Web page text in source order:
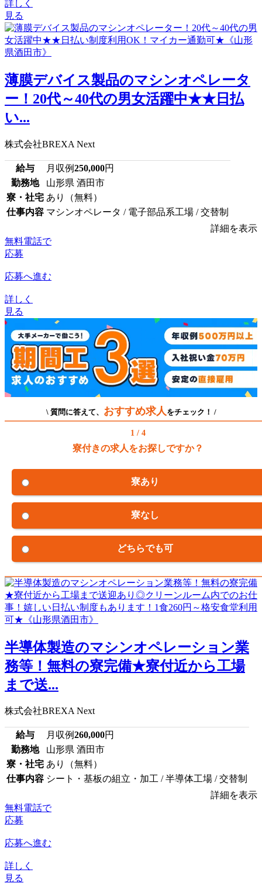
詳しく
見る
薄膜デバイス製品のマシンオペレータ
ー！20代～40代の男女活躍中★★日払
い...
株式会社BREXA Next
給与 月収例250,000円
勤務地
山形県 酒田市
寮・社宅 あり（無料）
仕事内容 マシンオペレータ / 電子部品系工場 / 交替制
詳細を表示
無料電話で
応募
応募へ進む
詳しく
見る
\ 質問に答えて、 おすすめ求人 をチェック！ /
1 / 4
寮付きの求人をお探しですか？
寮あり
寮なし
どちらでも可
半導体製造のマシンオペレーション業
務等！無料の寮完備★寮付近から工場
まで送...
株式会社BREXA Next
給与 月収例260,000円
勤務地
山形県 酒田市
寮・社宅 あり（無料）
仕事内容 シート・基板の組立・加工 / 半導体工場 / 交替制
詳細を表示
無料電話で
応募
応募へ進む
詳しく
見る